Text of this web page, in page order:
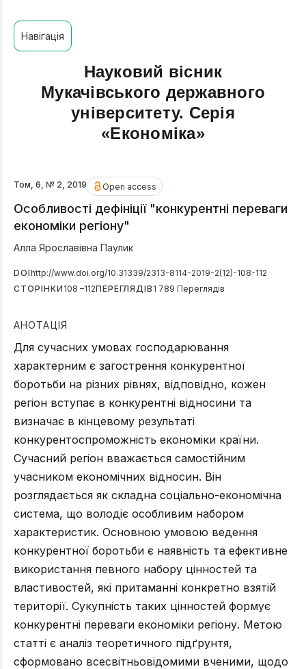
Навігація
Науковий вісник
Мукачівського державного
університету. Серія
«Економіка»
Том, 6, № 2, 2019 Open access
Особливості дефініції "конкурентні переваги
економіки регіону"
Алла Ярославівна Паулик
DOIhttp://www.doi.org/10.31339/2313-8114-2019-2(12)-108-112
СТОРІНКИ 108 –112ПЕРЕГЛЯДІВ 1 789 Переглядів
АНОТАЦІЯ
Для сучасних умовах господарювання
характерним є загострення конкурентної
боротьби на різних рівнях, відповідно, кожен
регіон вступає в конкурентні відносини та
визначає в кінцевому результаті
конкурентоспроможність економіки країни.
Сучасний регіон вважається самостійним
учасником економічних відносин. Він
розглядається як складна соціально-економічна
система, що володіє особливим набором
характеристик. Основною умовою ведення
конкурентної боротьби є наявність та ефективне
використання певного набору цінностей та
властивостей, які притаманні конкретно взятій
території. Сукупність таких цінностей формує
конкурентні переваги економіки регіону. Метою
статті є аналіз теоретичного підґрунтя,
сформовано всесвітньовідомими вченими, щодо